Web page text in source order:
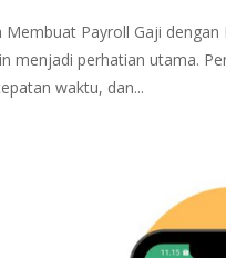
Membuat Payroll Gaji
menjadi perhatian utama.
waktu, dan...